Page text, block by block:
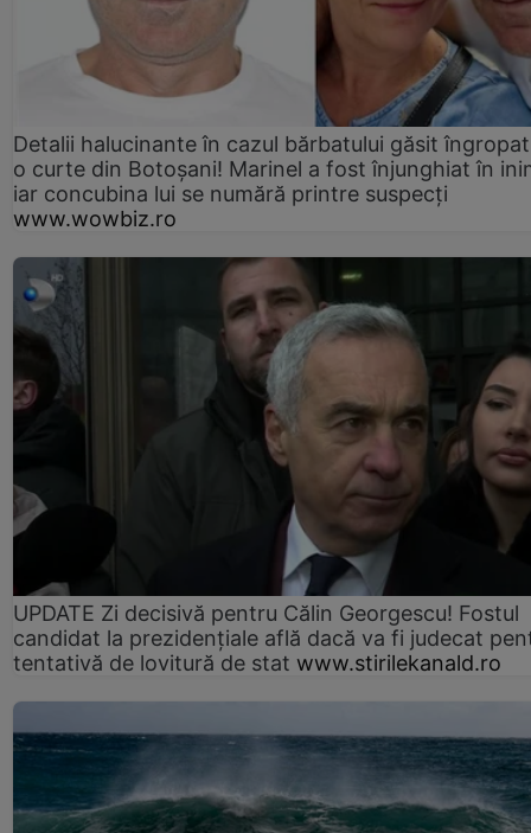
Detalii halucinante în cazul bărbatului găsit
o curte din Botoșani! Marinel a fost înjunghiat în
iar concubina lui se numără printre suspecți
www.wowbiz.ro
UPDATE Zi decisivă pentru Călin Georgescu! Fostul
candidat la prezidențiale află dacă va fi judecat
tentativă de lovitură de stat www.stirilekanald.ro